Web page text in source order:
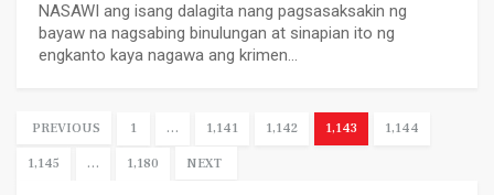
NASAWI ang isang dalagita nang pagsasaksakin ng
bayaw na nagsabing binulungan at sinapian ito ng
engkanto kaya nagawa ang krimen…
PREVIOUS 1 … 1,141 1,142 1,143 1,144
1,145 … 1,180 NEXT